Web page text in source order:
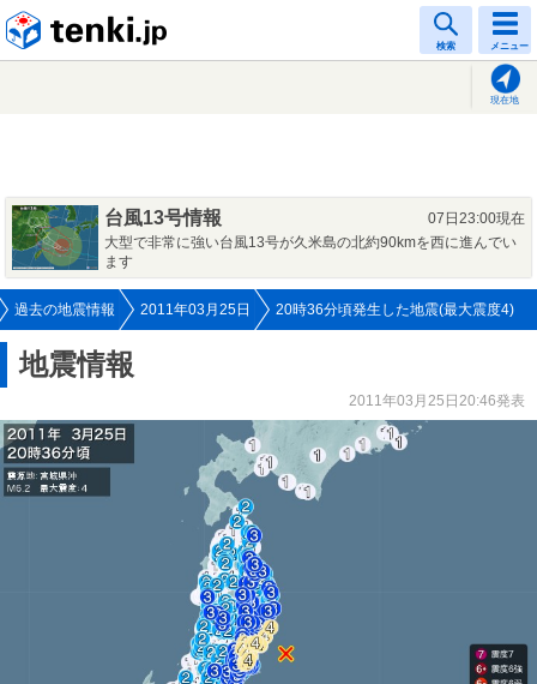
検索 メニュー
現在地
台風13号情報
07日23:00現在
大型で非常に強い台風13号が久米島の北約90kmを西に進んでい
ます
過去の地震情報 2011年03月25日 20時36分頃発生した地震(最大震度4)
地震情報
2011年03月25日20:46発表